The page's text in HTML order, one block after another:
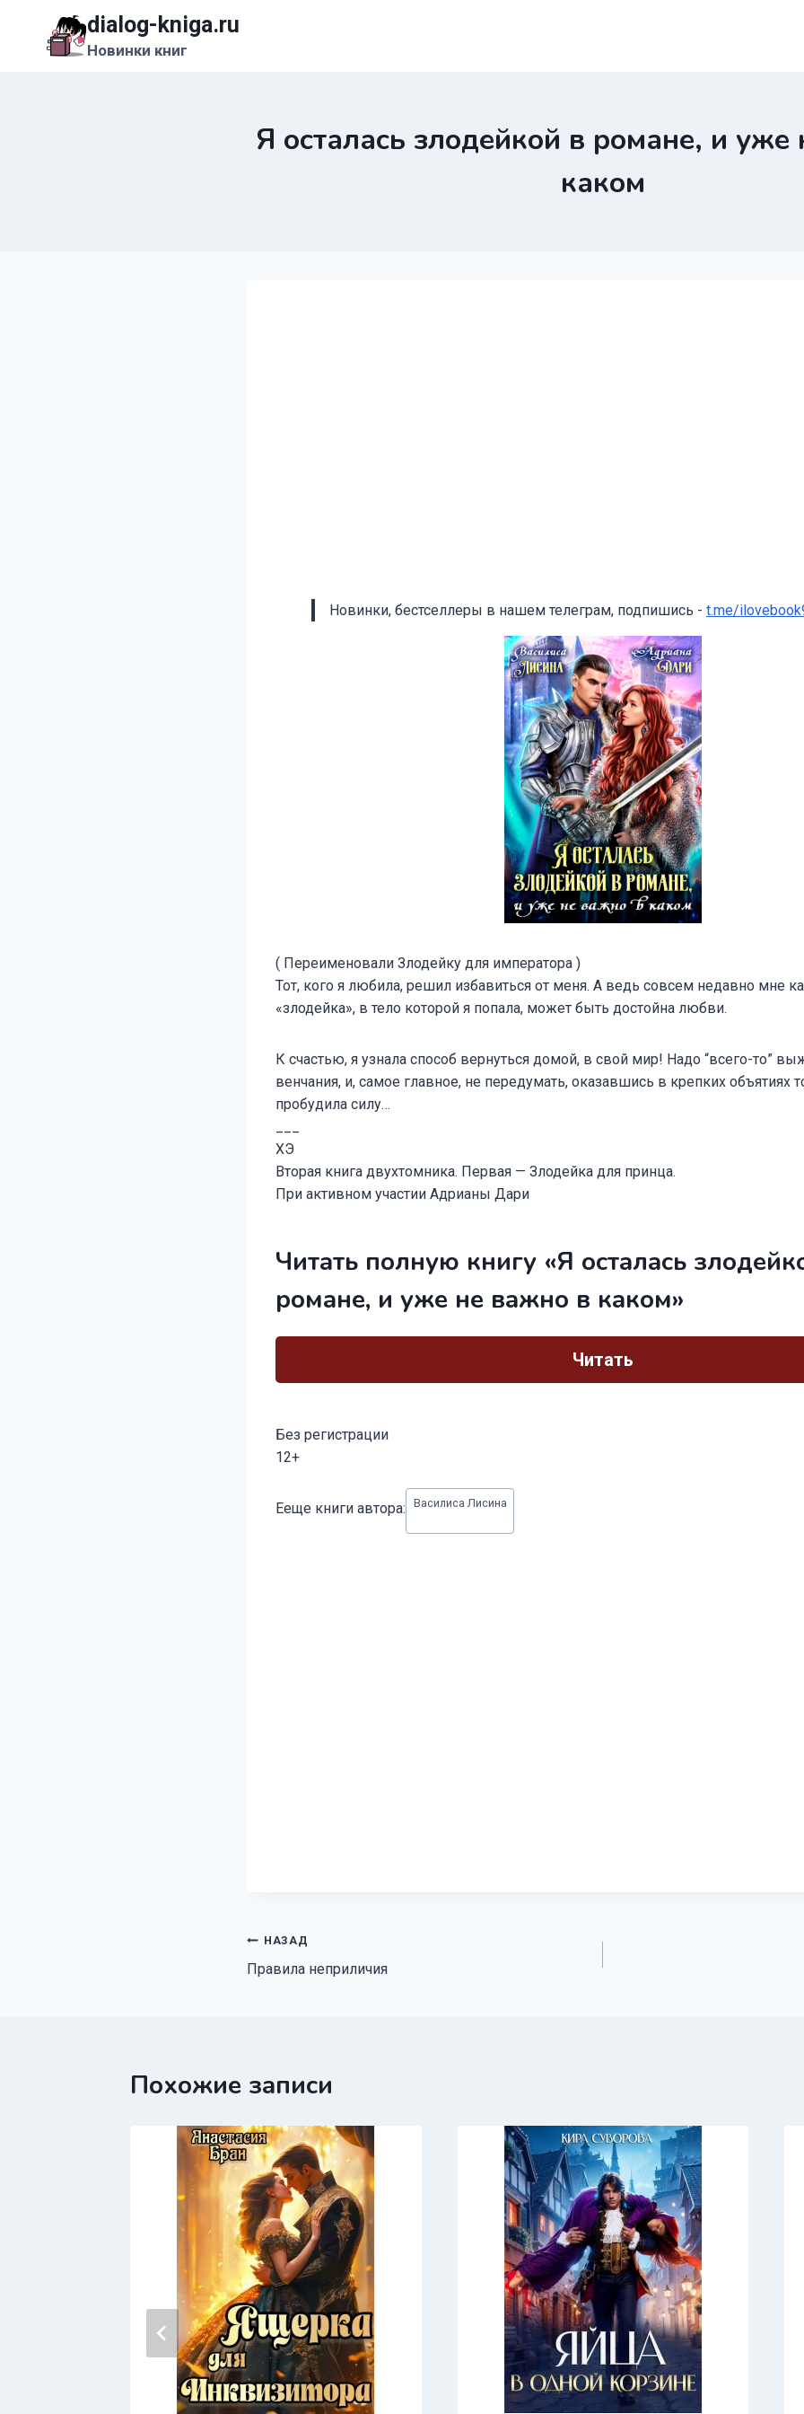
содержимому
dialog-kniga.ru
Новинки книг
Я осталась злодейкой в романе, и
каком
Новинки, бестселлеры в нашем телеграм, подпишись - t.me/
( Переименовали Злодейку для императора )
Тот, кого я любила, решил избавиться от меня. А ведь совсем недавно мне
«злодейка», в тело которой я попала, может быть достойна любви.
К счастью, я узнала способ вернуться домой, в свой мир! Надо “всего-то”
венчания, и, самое главное, не передумать, оказавшись в крепких объятиях
пробудила силу…
ХЭ
Вторая книга двухтомника. Первая — Злодейка для принца.
При активном участии Адрианы Дари
Читать полную книгу «Я осталась
романе, и уже не важно в каком»
Читать
Без регистрации
12+
записи:
Ееще книги автора: Василиса Лисина
Навигация
по
НАЗАД
Правила неприличия
Похожие записи